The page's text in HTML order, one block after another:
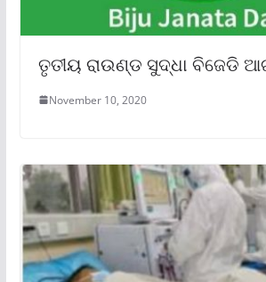
ତୃତୀୟ ରାଉଣ୍ଡ ସୁଦ୍ଧା ବିଜେଡି
November 10, 2020